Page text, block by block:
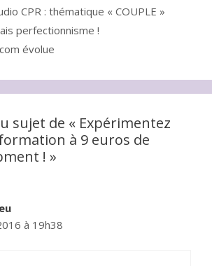
CPR : thématique « COUPLE »
perfectionnisme !
évolue
sujet de « Expérimentez
à 9 euros de
! »
à 19h38